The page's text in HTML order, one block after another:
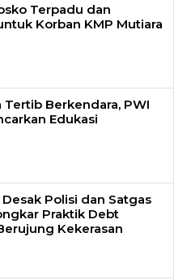
Terpadu dan
Korban KMP Mutiara
Berkendara, PWI
Edukasi
Desak Polisi dan Satgas
Praktik Debt
Kekerasan